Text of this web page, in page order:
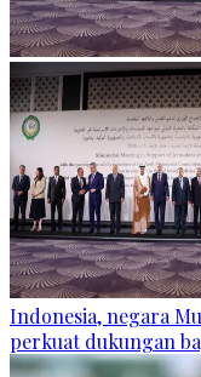
Indonesia, negara
perkuat dukungan